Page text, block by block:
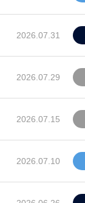
2026.07.31
2026.07.29
2026.07.15
2026.07.10